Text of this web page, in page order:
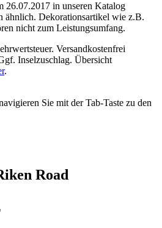
26.07.2017 in unseren Katalog
ähnlich. Dekorationsartikel wie z.B.
nicht zum Leistungsumfang.
Versandkostenfrei
Inselzuschlag. Übersicht
.
Sie mit der Tab-Taste zu den
Road